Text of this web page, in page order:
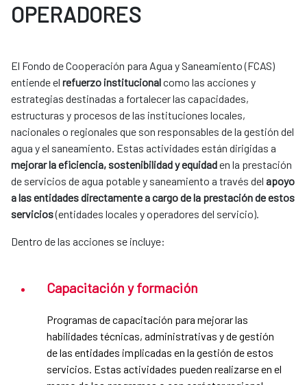
OPERADORES
El Fondo de Cooperación para Agua y Saneamiento (FCAS)
entiende el refuerzo institucionalcomo las acciones y
estrategias destinadas a fortalecer las capacidades,
estructuras y procesos de las instituciones locales,
nacionales o regionales que son responsables de la gestión del
agua y el saneamiento. Estas actividades están dirigidas a
mejorar la eficiencia, sostenibilidad y equidaden la prestación
de servicios de agua potable y saneamiento a través del apoyo
a las entidades directamente a cargo de la prestación de estos
servicios(entidades locales y operadores del servicio).
Dentro de las acciones se incluye:
Capacitación y formación
Programas de capacitación para mejorar las
habilidades técnicas, administrativas y de gestión
de las entidades implicadas en la gestión de estos
servicios. Estas actividades pueden realizarse en el